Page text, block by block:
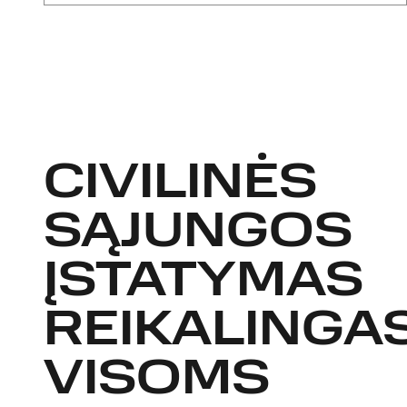
CIVILINĖS
SĄJUNGOS
ĮSTATYMAS
VISOMS